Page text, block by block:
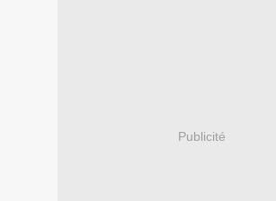
Publicité